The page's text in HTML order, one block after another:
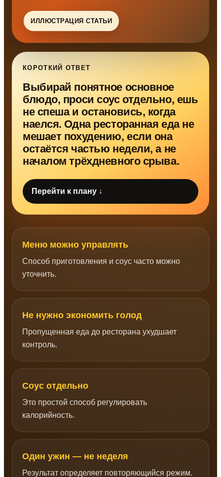
ИЛЛЮСТРАЦИЯ СТАТЬИ
КОРОТКИЙ ОТВЕТ
Выбирай понятное основное
блюдо, проси соус отдельно, ешь
не спеша и остановись, когда
наелся. Одна ресторанная еда не
мешает похудению, если она
остаётся частью недели, а не
началом трёхдневного срыва.
Перейти к плану ↓
Меню можно управлять
Способ приготовления и соус часто можно
уточнить.
Не нужно экономить голод
Пропущенная еда до ресторана ухудшает
контроль.
Соус отдельно
Это простой способ регулировать
калорийность.
Один ужин — не неделя
Результат определяет повторяющийся режим.